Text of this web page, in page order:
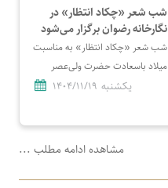
قدس رضوی برگزار شد.
شب شعر «چکاد انتظار» در
نگارخانه رضوان برگزار می‌شود
شب شعر «چکاد انتظار» به مناسبت
میلاد باسعادت حضرت ولی‌عصر
(عج) و با هدف ترویج فرهنگ مهدوی
۲۰ بهمن ساعت ۱۷:۳۰ در نگارخانه
رضوان وابسته به مؤسسه
رضوی واقع در کوهسنگی ۱۷ میزبان
یکشنبه ۱۴۰۴/۱۱/۱۹
مشاهده ادامه مطلب ...